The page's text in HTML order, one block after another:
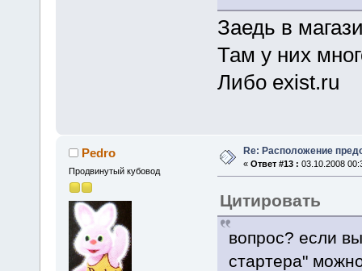
Заедь в
Там у них
Либо exist.ru
Pedro
Продвинутый кубовод
Re: Расположение
« Ответ #13 : 03.10.2008
Цитировать
вопрос? если
стартера"